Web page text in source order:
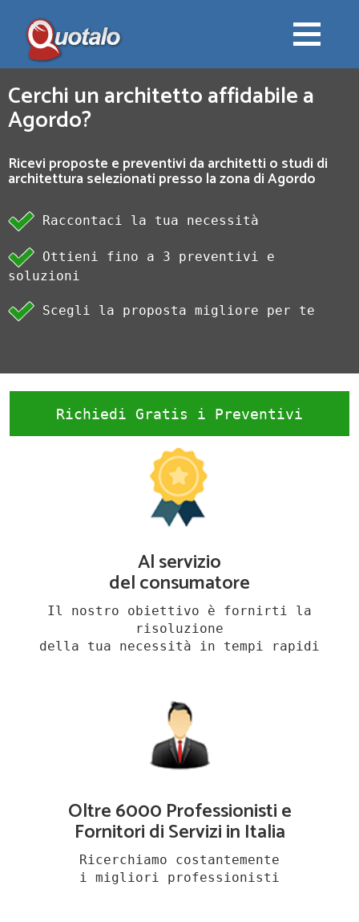
Cerchi un architetto affidabile a
Agordo?
Ricevi proposte e preventivi da architetti o studi di
architettura selezionati presso la zona di Agordo
Raccontaci la tua necessità
Ottieni fino a 3 preventivi e
soluzioni
Scegli la proposta migliore per te
Richiedi Gratis i Preventivi
Al servizio
del consumatore
Il nostro obiettivo è fornirti la
risoluzione
della tua necessità in tempi rapidi
Oltre 6000 Professionisti e
Fornitori di Servizi in Italia
Ricerchiamo costantemente
i migliori professionisti